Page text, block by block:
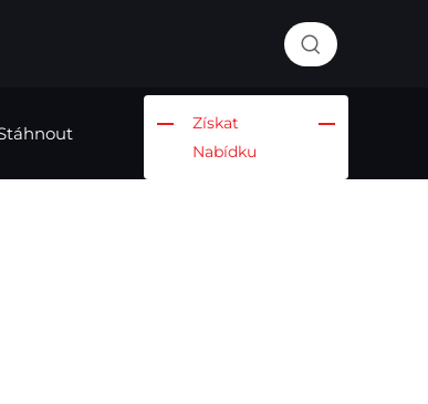
Získat
Nabídku